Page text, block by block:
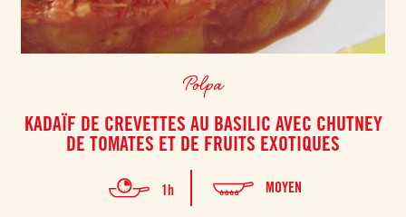
Polpa
KADAÏF DE CREVETTES AU BASILIC AVEC CHUTNEY
DE TOMATES ET DE FRUITS EXOTIQUES
1h MOYEN